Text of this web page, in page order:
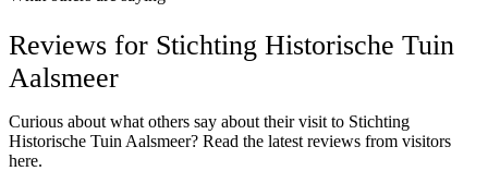
Reviews for Stichting Historische Tuin
Aalsmeer‎
Curious about what others say about their visit to Stichting
Historische Tuin Aalsmeer‎? Read the latest reviews from visitors
here.